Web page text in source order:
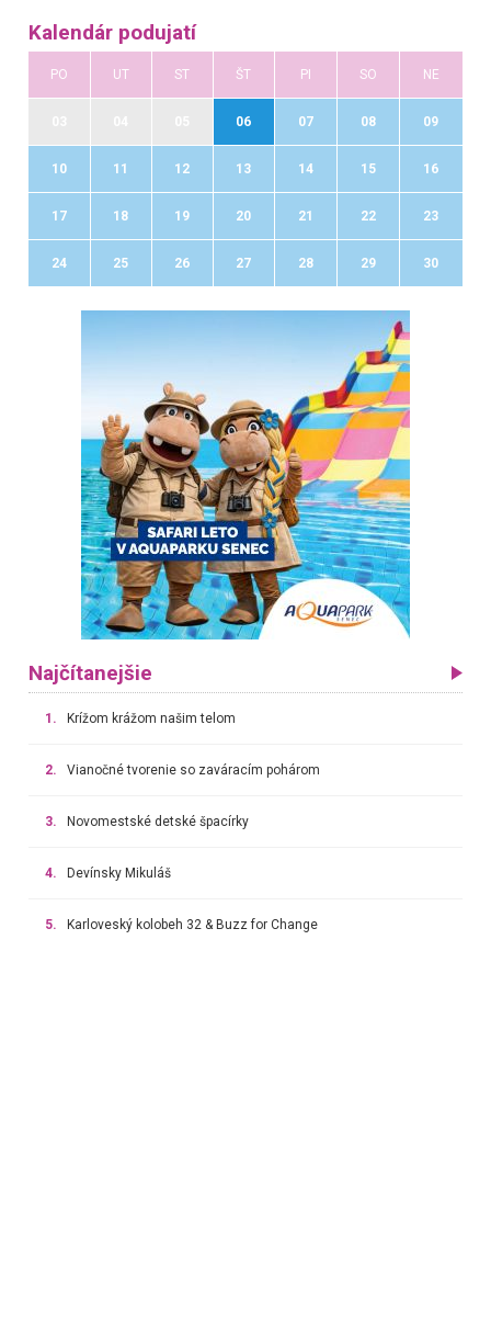
Kalendár podujatí
PO UT ST ŠT PI SO NE
06 07 08 09
10 11 12 13 14 15 16
17 18 19 20 21 22 23
24 25 26 27 28 29 30
Najčítanejšie
1. Krížom krážom našim telom
2. Vianočné tvorenie so zaváracím pohárom
3. Novomestské detské špacírky
4. Devínsky Mikuláš
5. Karloveský kolobeh 32 & Buzz for Change